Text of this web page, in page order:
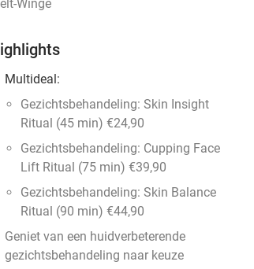
Winge
Multideal:
Gezichtsbehandeling: Skin Insight
Ritual (45 min) €24,90
Gezichtsbehandeling: Cupping Face
Lift Ritual (75 min) €39,90
Gezichtsbehandeling: Skin Balance
Ritual (90 min) €44,90
Geniet van een huidverbeterende
gezichtsbehandeling naar keuze